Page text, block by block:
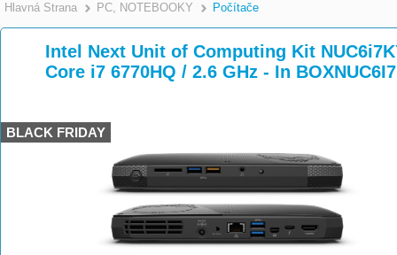
Hlavná Strana >
PC, NOTEBOOKY >
Počítače
Intel Next Unit of Computing Kit
Core i7 6770HQ / 2.6 GHz - In
BLACK FRIDAY